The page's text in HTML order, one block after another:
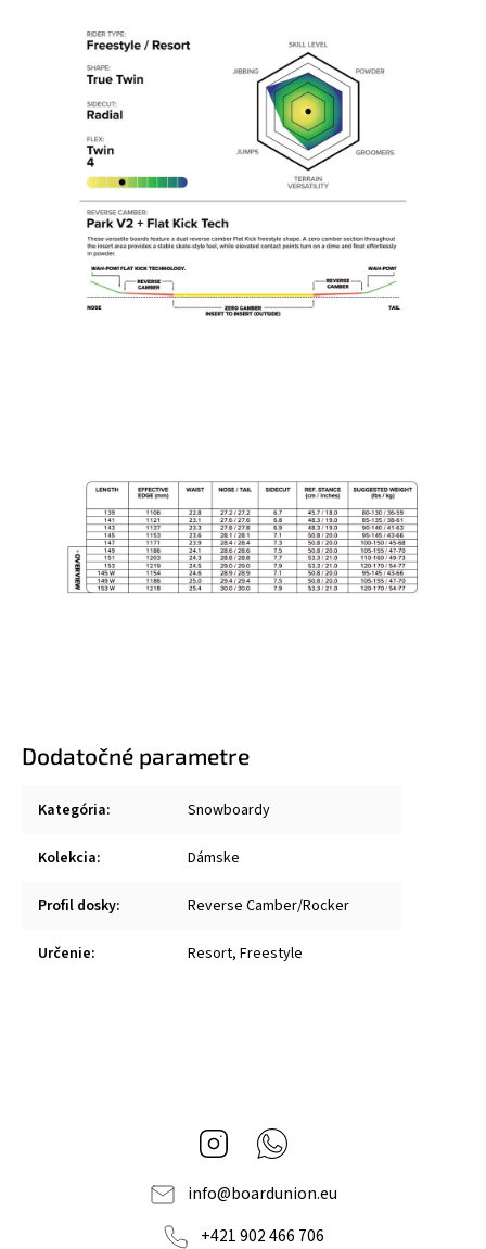
Dodatočné parametre
Kategória: Snowboardy
Kolekcia: Dámske
Profil dosky: Reverse Camber/Rocker
Určenie: Resort, Freestyle
Instagram
info@boardunion.eu
+421 902 466 706